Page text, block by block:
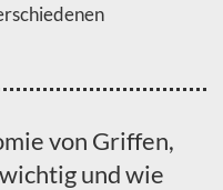
von Griffen,
und wie